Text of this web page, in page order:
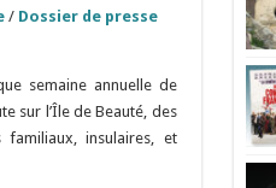
/ Dossier de presse
semaine annuelle de
sur l’Île de Beauté, des
insulaires, et